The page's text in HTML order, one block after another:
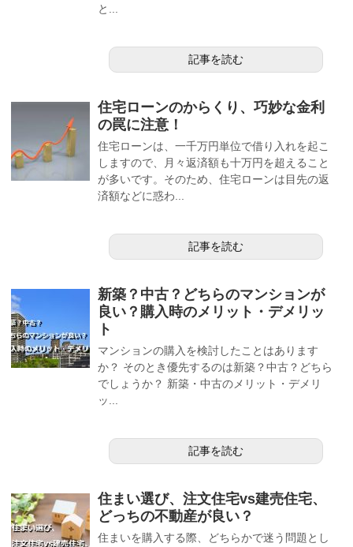
と...
記事を読む
住宅ローンのからくり、巧妙な金利
の罠に注意！
住宅ローンは、一千万円単位で借り入れを起こ
しますので、月々返済額も十万円を超えること
が多いです。そのため、住宅ローンは目先の返
済額などに惑わ...
記事を読む
新築？中古？どちらのマンションが
良い？購入時のメリット・デメリッ
ト
マンションの購入を検討したことはあります
か？ そのとき優先するのは新築？中古？どちら
でしょうか？ 新築・中古のメリット・デメリ
ッ...
記事を読む
住まい選び、注文住宅vs建売住宅、
どっちの不動産が良い？
住まいを購入する際、どちらかで迷う問題とし